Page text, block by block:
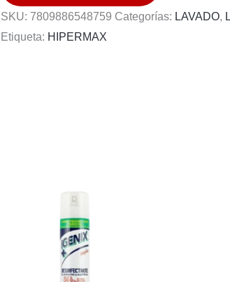
CELESTE
SKU: 7809886548759 Categorías: LAVADO,
Etiqueta: HIPERMAX